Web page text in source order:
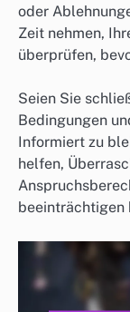
oder
Zeit nehmen,
überprüfen,
Seien Sie
Bedingungen
Informiert zu
helfen,
beeinträchtigen